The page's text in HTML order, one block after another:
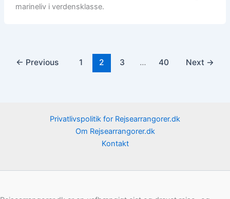
marineliv i verdensklasse.
← Previous 1 2 3 … 40 Next →
Privatlivspolitik for Rejsearrangorer.dk
Om Rejsearrangorer.dk
Kontakt